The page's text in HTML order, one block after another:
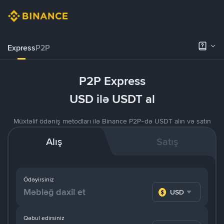
ExpressP2P
P2P Express
USD ilə USDT al
Müxtəlif ödəniş metodları ilə Binance P2P-də USDT alın və satın
Alış Satış
Ödəyirsiniz
USD
Qəbul edirsiniz